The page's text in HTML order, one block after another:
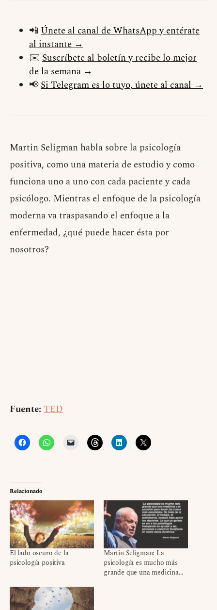
📲 Únete al canal de WhatsApp y entérate
al instante →
✉️ Suscríbete al boletín y recibe lo mejor
de la semana →
📢Si Telegram es lo tuyo, únete al canal →
Martin Seligman habla sobre la psicología
positiva, como una materia de estudio y como
funciona uno a uno con cada paciente y cada
psicólogo. Mientras el enfoque de la psicología
moderna va traspasando el enfoque a la
enfermedad, ¿qué puede hacer ésta por
nosotros?
Fuente: TED
Relacionado
El lado oscuro de la
psicología positiva
Martin Seligman: La
psicología es mucho más
grande que una medicina…